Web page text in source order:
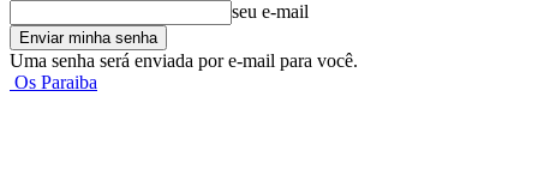
seu e-mail
Uma senha será enviada por e-mail para você.
Os Paraiba